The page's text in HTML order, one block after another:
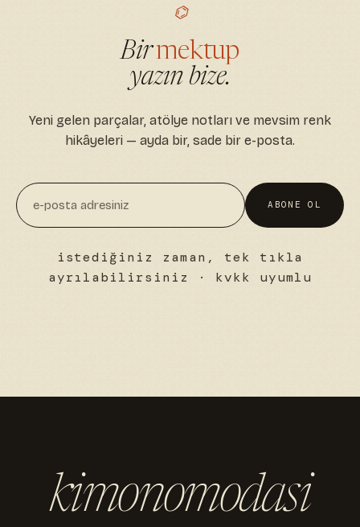
⌬
Birmektup
yazın bize.
Yeni gelen parçalar, atölye notları ve mevsim renk
hikâyeleri — ayda bir, sade bir e-posta.
ABONE OL
istediğiniz zaman, tek tıkla
ayrılabilirsiniz · kvkk uyumlu
kimonomodasi